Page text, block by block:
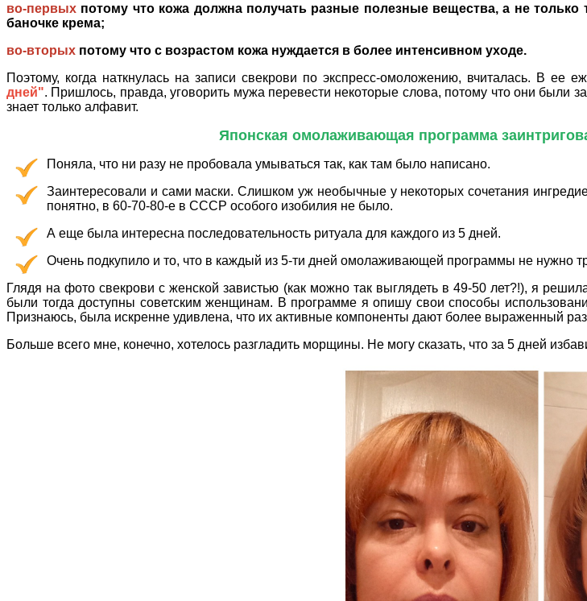
во-первых потому что кожа должна получать разные полезные вещества, а не только
баночке крема;
во-вторых потому что с возрастом кожа нуждается в более интенсивном уходе.
Поэтому, когда наткнулась на записи свекрови по экспресс-омоложению, вчиталась. В ее
дней". Пришлось, правда, уговорить мужа перевести некоторые слова, потому что они
знает только алфавит.
Японская омолаживающая программа
Поняла, что ни разу не пробовала умываться так, как там было написано.
Заинтересовали и сами маски. Слишком уж необычные у некоторых сочетания
понятно, в 60-70-80-е в СССР особого изобилия не было.
А еще была интересна последовательность ритуала для каждого из 5 дней.
Очень подкупило и то, что в каждый из 5-ти дней омолаживающей программы не нужно
Глядя на фото свекрови с женской завистью (как можно так выглядеть в 49-50 лет?!), я
были тогда доступны советским женщинам. В программе я опишу свои способы
Признаюсь, была искренне удивлена, что их активные компоненты дают более выраженный
Больше всего мне, конечно, хотелось разгладить морщины. Не могу сказать, что за 5 дней